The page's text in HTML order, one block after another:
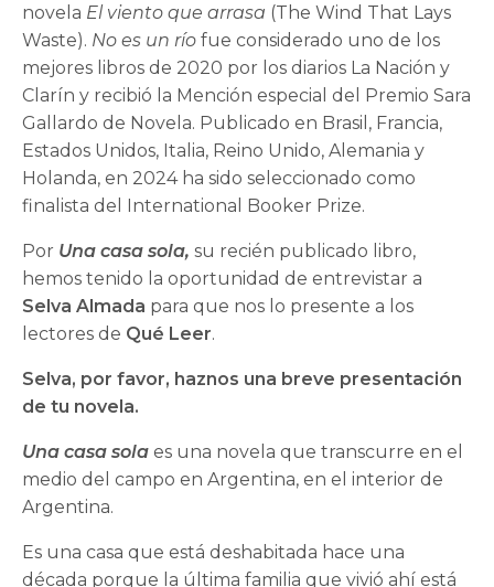
novela El viento que arrasa (The Wind That Lays
Waste). No es un río fue considerado uno de los
mejores libros de 2020 por los diarios La Nación y
Clarín y recibió la Mención especial del Premio Sara
Gallardo de Novela. Publicado en Brasil, Francia,
Estados Unidos, Italia, Reino Unido, Alemania y
Holanda, en 2024 ha sido seleccionado como
finalista del International Booker Prize.
Por Una casa sola, su recién publicado libro,
hemos tenido la oportunidad de entrevistar a
Selva Almada para que nos lo presente a los
lectores de Qué Leer.
Selva, por favor, haznos una breve presentación
de tu novela.
Una casa sola es una novela que transcurre en el
medio del campo en Argentina, en el interior de
Argentina.
Es una casa que está deshabitada hace una
década porque la última familia que vivió ahí está